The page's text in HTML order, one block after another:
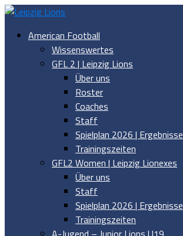
American Football
Wissenswertes
GFL 2 | Leipzig Lions
Über uns
Roster
Coaches
Staff
Spielplan 2026 | Ergebnisse
Trainingszeiten
GFL2 Women | Leipzig Lionexes
Über uns
Staff
Spielplan 2026 | Ergebnisse
Trainingszeiten